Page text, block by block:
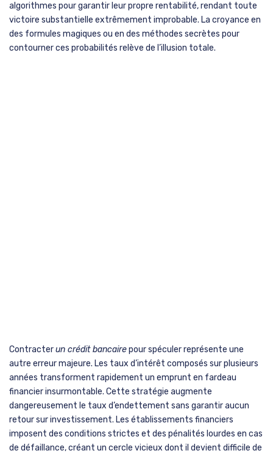
algorithmes pour garantir leur propre rentabilité, rendant toute
victoire substantielle extrêmement improbable. La croyance en
des formules magiques ou en des méthodes secrètes pour
contourner ces probabilités relève de l’illusion totale.
Contracterun crédit bancairepour spéculer représente une
autre erreur majeure. Les taux d’intérêt composés sur plusieurs
années transforment rapidement un emprunt en fardeau
financier insurmontable. Cette stratégie augmente
dangereusement le taux d’endettement sans garantir aucun
retour sur investissement. Les établissements financiers
imposent des conditions strictes et des pénalités lourdes en cas
de défaillance, créant un cercle vicieux dont il devient difficile de